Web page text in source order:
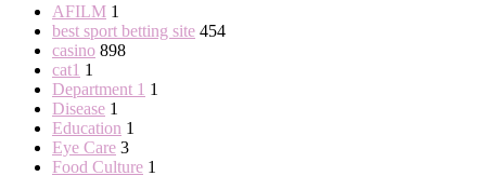
AFILM 1
best sport betting site 454
casino 898
cat1 1
Department 1 1
Disease 1
Education 1
Eye Care 3
Food Culture 1